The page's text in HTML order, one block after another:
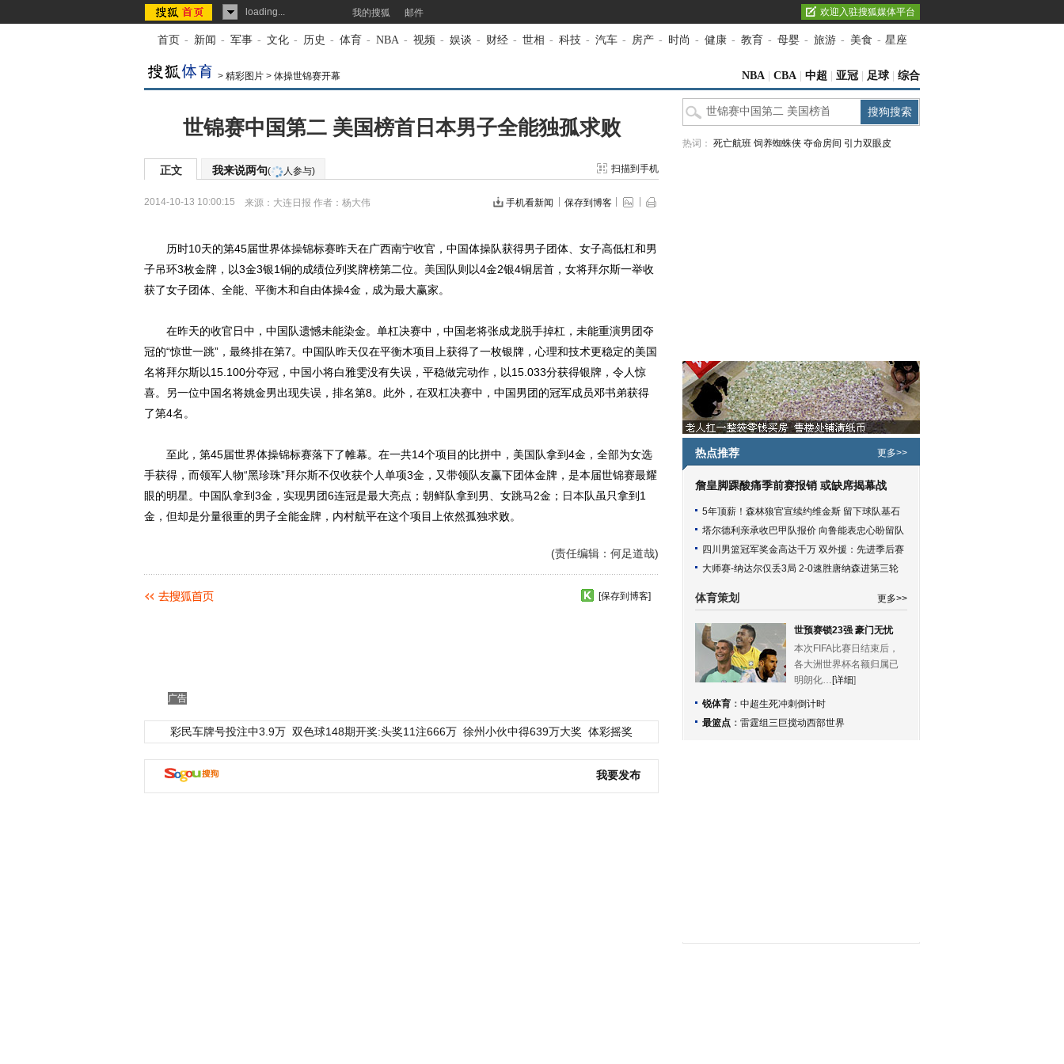
loading... 我的搜狐 邮件 欢迎入驻搜狐媒体平台
首页 - 新闻 - 军事 - 文化 - 历史 - 体育 - NBA - 视频 - 娱谈 - 财经 - 世相 - 科技 - 汽车 - 房产 - 时尚 - 健康 - 教育 - 母婴 - 旅游 - 美食 - 星座
> 精彩图片 > 体操世锦赛开幕 NBA CBA 中超 亚冠 足球 综合
世锦赛中国第二 美国榜首日本男子全能独孤求败
正文 我来说两句( 人参与) 扫描到手机
2014-10-13 10:00:15 来源： 大连日报 作者：杨大伟 手机看新闻 保存到博客
历时10天的第45届世界体操锦标赛昨天在广西南宁收官，中国体操队获得男子团体、女子高低杠和男
子吊环3枚金牌，以3金3银1铜的成绩位列奖牌榜第二位。 美国队则以4金2银4铜居首，女将拜尔斯一举收
获了女子团体、全能、平衡木和自由体操4金，成为最大赢家。
在昨天的收官日中，中国队遗憾未能染金。单杠决赛中，中国老将张成龙脱手掉杠，未能重演男团夺
冠的“惊世一跳”，最终排在第7。中国队昨天仅在平衡木项目上获得了一枚银牌，心理和技术更稳定的美国
名将拜尔斯以15.100分夺冠，中国小将白雅雯没有失误，平稳做完动作，以15.033分获得银牌，令人惊
喜。另一位中国名将姚金男出现失误，排名第8。此外，在双杠决赛中，中国男团的冠军成员邓书弟获得
了第4名。
至此，第45届世界体操锦标赛落下了帷幕。在一共14个项目的比拼中，美国队拿到4金，全部为女选
手获得，而领军人物“黑珍珠”拜尔斯不仅收获个人单项3金，又带领队友赢下团体金牌，是本届世锦赛最耀
眼的明星。中国队拿到3金，实现男团6连冠是最大亮点；朝鲜队拿到男、女跳马2金； 日本队虽只拿到1
金，但却是分量很重的男子全能金牌，内村航平在这个项目上依然孤独求败。
(责任编辑：何足道哉)
[保存到博客]
广告
彩民车牌号投注中3.9万 双色球148期开奖:头奖11注666万 徐州小伙中得639万大奖 体彩摇奖
我要发布
热词： 死亡航班 饲养蜘蛛侠 夺命房间 引力双眼皮
热点推荐 更多>>
詹皇脚踝酸痛季前赛报销 或缺席揭幕战
5年顶薪！森林狼官宣续约维金斯 留下球队基石
塔尔德利亲承收巴甲队报价 向鲁能表忠心盼留队
四川男篮冠军奖金高达千万 双外援：先进季后赛
大师赛-纳达尔仅丢3局 2-0速胜唐纳森进第三轮
体育策划 更多>>
世预赛锁23强 豪门无忧
本次FIFA比赛日结束后，
各大洲世界杯名额归属已
明朗化… [详细]
锐体育 ： 中超生死冲刺倒计时
最篮点 ： 雷霆组三巨搅动西部世界